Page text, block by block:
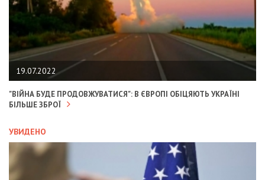
19.07.2022
"ВІЙНА БУДЕ ПРОДОВЖУВАТИСЯ": В ЄВРОПІ ОБІЦЯЮТЬ УКРАЇНІ
БІЛЬШЕ ЗБРОЇ
УВИДЕНО